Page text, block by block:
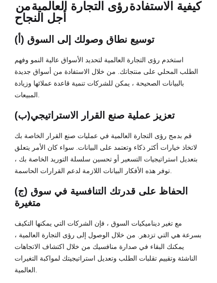
كيفية الاستفادةرؤى التجارة العالميةمن
أجل النجاح
(أ) توسيع نطاق وصولك إلى السوق
استخدم رؤى التجارة العالمية لتحديد الأسواق عالية النمو وفهم
الطلب المحلي على منتجاتك. من خلال الاستفادة من أسواق جديدة
بالبيانات الصحيحة ، يمكن للشركات تنمية قاعدة عملائها وزيادة
المبيعات.
(ب)تعزيز عملية صنع القرار الاستراتيجي
قم بدمج رؤى التجارة العالمية في عمليات صنع القرار الخاصة بك
لاتخاذ خيارات أكثر ذكاء وتعتمد على البيانات. سواء كان الأمر يتعلق
بتعديل استراتيجيات التسعير أو تحسين سلسلة التوريد الخاصة بك ،
توفر هذه الأفكار البيانات اللازمة لدعم القرارات الحاسمة.
(ج) الحفاظ على قدرتك التنافسية في سوق
متغيرة
مع تغير ديناميكيات السوق ، فإن الشركات التي يمكنها التكيف
بسرعة هي التي تزدهر. من خلال الوصول إلى رؤى التجارة العالمية ،
يمكنك البقاء في صدارة منافسيك من خلال اكتشاف الاتجاهات
الناشئة وتقييم تقلبات الطلب وتعديل استراتيجيتك لمواكبة التغيرات
العالمية.